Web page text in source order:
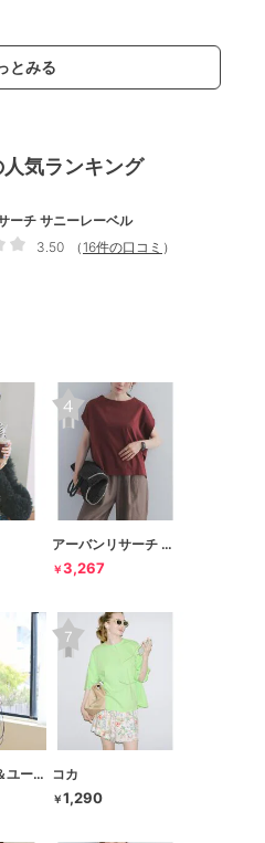
とみる
気ランキング
ーチ サニーレーベル
3.50
（ 16件の口コミ ）
アーバンリサーチ ドアーズ
￥3,267
ビューティー＆ユース ユナイテッドアローズ コカ
￥1,290